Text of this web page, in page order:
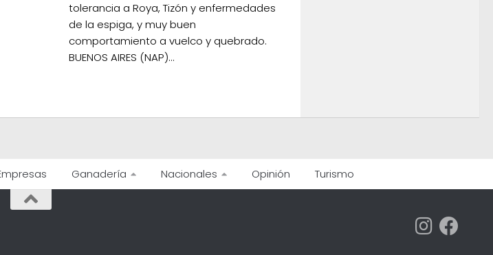
tolerancia a Roya, Tizón y enfermedades
de la espiga, y muy buen
comportamiento a vuelco y quebrado.
BUENOS AIRES (NAP)...
Ganadería Nacionales Opinión Turismo